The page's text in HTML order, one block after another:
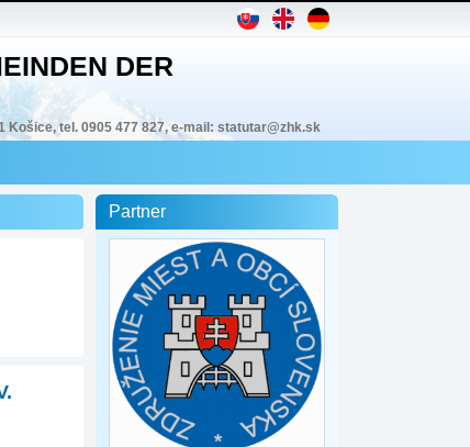
DER
Košice, tel. 0905 477 827, e-mail: statutar@zhk.sk
Partner